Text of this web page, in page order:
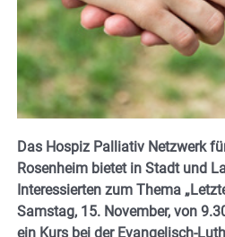
Das Hospiz Palliativ Netzwerk
Rosenheim bietet in Stadt und
Interessierten zum Thema
Samstag, 15. November, von
ein Kurs bei der Evangelisch-